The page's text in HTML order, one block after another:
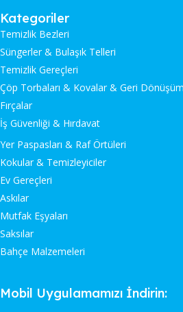
Kategoriler
Temizlik Bezleri
Süngerler & Bulaşık Telleri
Temizlik Gereçleri
Çöp Torbaları & Kovalar & Geri
Fırçalar
İş Güvenliği & Hırdavat
Yer Paspasları & Raf Örtüleri
Kokular & Temizleyiciler
Ev Gereçleri
Askılar
Mutfak Eşyaları
Saksılar
Bahçe Malzemeleri
Mobil Uygulamamızı İndirin: